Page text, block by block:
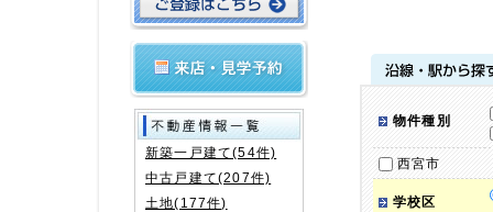
物件種別
西宮市
学校区
新築一戸建て(54件)
中古戸建て(207件)
土地(177件)